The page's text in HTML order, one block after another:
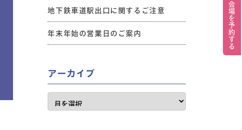
地下鉄車道駅出口に関するご注意
年末年始の営業日のご案内
アーカイブ
会場を予約する